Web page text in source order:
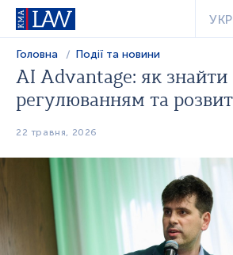
УКР
Головна Події та новини
AI Advantage: як знайти
регулюванням та
22 травня, 2026